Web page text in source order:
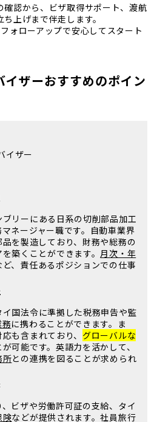
確認から、ビザ取得サポート、渡航
上げまで伴走します。
ォローアップで安心してスタート
イザーおすすめのポイン
イザー
ブリー にある日系の切削部品加工
ネージャー職です。 自動車業界
を製造しており、 財務や総務の
築くことができます。 月次・年
ど、責任あるポジションでの仕事
イ国法令に準拠した税務申告や監
に携わることができます。ま
も含まれており、 グローバルな
可能です。 英語力を活かして、
所との連携を図ることが求められ
ビザや労働許可証の支給、 タイ
険などが提供されます。社員旅行